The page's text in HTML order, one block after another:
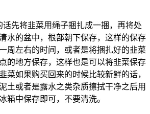
话先将韭菜用绳子捆扎成一捆，再将处
水的盆中，根部朝下保存，这样的保存
周左右的时间，或者是将捆扎好的韭菜
的地方保存，这样也是可以将韭菜保存
菜如果购买回来的时候比较新鲜的话，
土或者是露水之类杂质擦拭干净之后用
箱中保存即可，不要清洗。